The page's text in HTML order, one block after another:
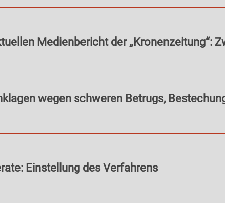
Medienbericht der „Kronenzeitung“:
wegen schweren Betrugs,
Einstellung des Verfahrens